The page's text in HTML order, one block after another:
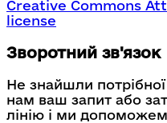
Creative Commons
license
Зворотний зв'язок
Не знайшли
нам ваш запит або
лінію і ми